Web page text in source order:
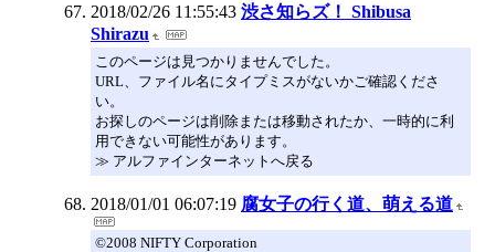
2018/02/26 11:55:43 渋さ知らズ！ Shibusa
Shirazu
このページは見つかりませんでした。
URL、ファイル名にタイプミスがないかご確認くださ
い。
お探しのページは削除または移動されたか、一時的に利
用できない可能性があります。
≫ アルファインターネットへ戻る
2018/01/01 06:07:19 腐女子の行く道、萌える道
©2008 NIFTY Corporation